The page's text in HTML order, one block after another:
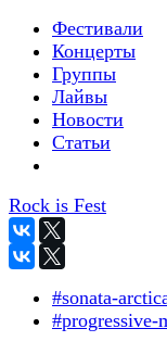
Фестивали
Концерты
Группы
Лайвы
Новости
Статьи
Rock is Fest
#sonata-
#progressive-